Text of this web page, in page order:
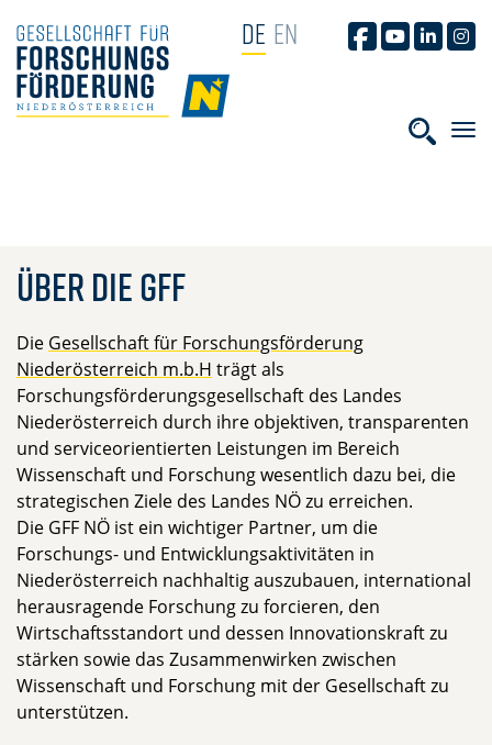
HOME
DE EN GFF AUF
GFF AUF
GFFGFF
Über die GFF
Die Gesellschaft für Forschungsförderung
Niederösterreich m.b.H trägt als
Forschungsförderungsgesellschaft des Landes
Niederösterreich durch ihre objektiven, transparenten
und serviceorientierten Leistungen im Bereich
Wissenschaft und Forschung wesentlich dazu bei, die
strategischen Ziele des Landes NÖ zu erreichen.
Die GFF NÖ ist ein wichtiger Partner, um die
Forschungs- und Entwicklungsaktivitäten in
Niederösterreich nachhaltig auszubauen, international
herausragende Forschung zu forcieren, den
Wirtschaftsstandort und dessen Innovationskraft zu
stärken sowie das Zusammenwirken zwischen
Wissenschaft und Forschung mit der Gesellschaft zu
unterstützen.